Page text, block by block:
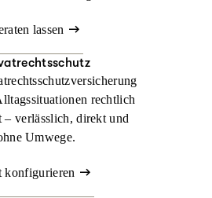
lassen
rechtlich
– verlässlich, direkt und
Umwege.
konfigurieren